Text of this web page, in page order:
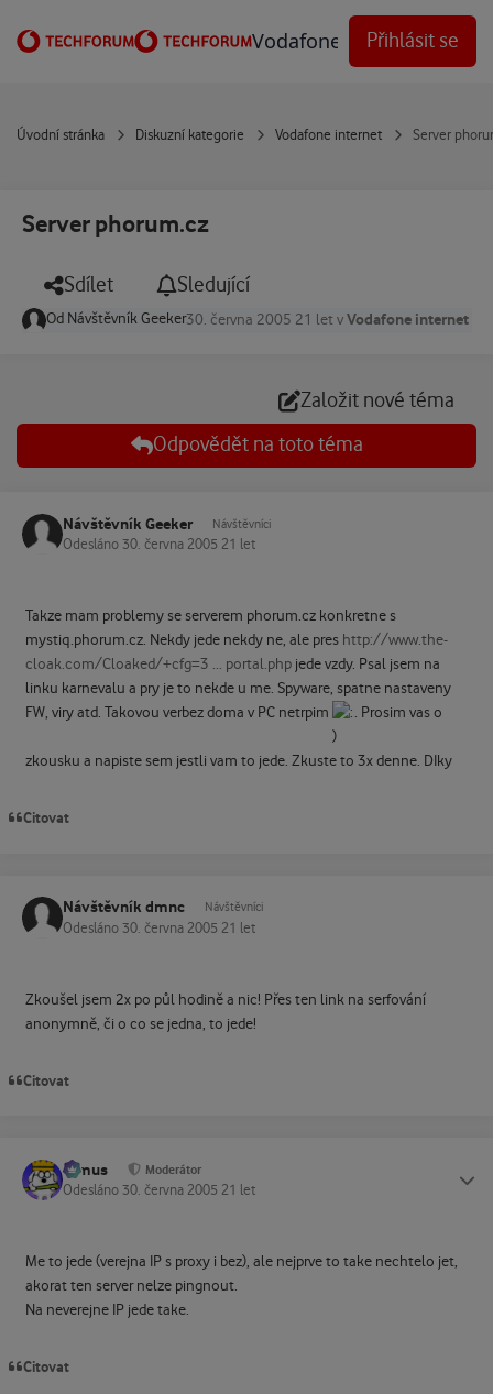
Vodafone Techforum
Přihlásit se
Úvodní stránka Diskuzní kategorie Vodafone internet Server
Server phorum.cz
Sdílet Sledující
Od Návštěvník Geeker30. června 2005 21 let vVodafone internet
Založit nové téma
Odpovědět na toto téma
Návštěvník Geeker Návštěvníci
Odesláno 30. června 2005 21 let
Takze mam problemy se serverem phorum.cz konkretne s
mystiq.phorum.cz. Nekdy jede nekdy ne, ale pres http://www.the-
cloak.com/Cloaked/+cfg=3 ... portal.phpjede vzdy. Psal jsem na
linku karnevalu a pry je to nekde u me. Spyware, spatne nastaveny
FW, viry atd. Takovou verbez doma v PC netrpim
. Prosim vas o
zkousku a napiste sem jestli vam to jede. Zkuste to 3x denne. DIky
Citovat
Návštěvník dmnc Návštěvníci
Odesláno 30. června 2005 21 let
Zkoušel jsem 2x po půl hodině a nic! Přes ten link na serfování
anonymně, či o co se jedna, to jede!
Citovat
tomus Moderátor
Odesláno 30. června 2005 21 let
Me to jede (verejna IP s proxy i bez), ale nejprve to take nechtelo jet,
akorat ten server nelze pingnout.
Na neverejne IP jede take.
Citovat